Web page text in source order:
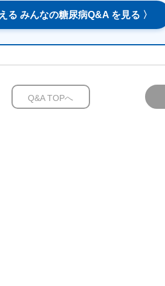
る みんなの糖尿病Q&A を見る 〉
Q&A TOPへ